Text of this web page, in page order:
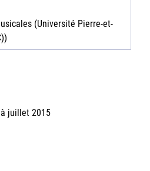
(Université Pierre-et-
juillet 2015